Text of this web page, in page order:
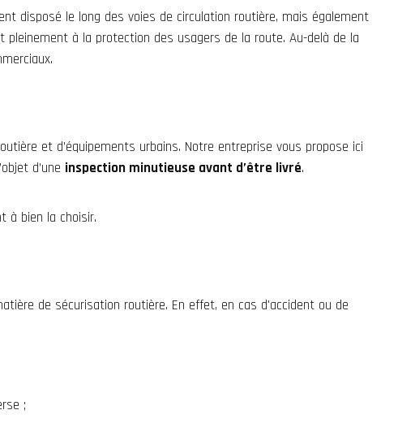
disposé le long des voies de circulation routière, mais également
pleinement à la protection des usagers de la route. Au-delà de la
et d’équipements urbains. Notre entreprise vous propose ici
d’une inspection minutieuse avant d’être livré.
à bien la choisir.
de sécurisation routière. En effet, en cas d'accident ou de
;